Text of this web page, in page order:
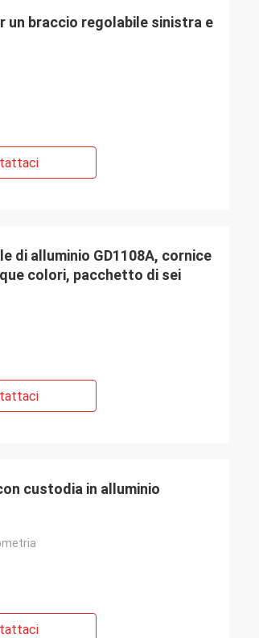
un braccio regolabile sinistra e
di alluminio GD1108A, cornice
colori, pacchetto di sei
custodia in alluminio